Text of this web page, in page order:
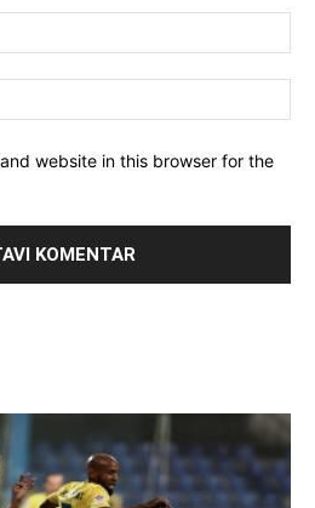
website in this browser for the